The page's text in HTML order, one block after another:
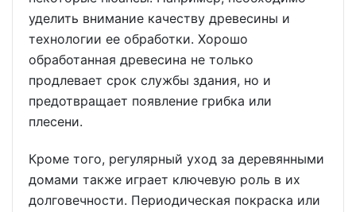
уделить внимание качеству древесины и
технологии ее обработки. Хорошо
обработанная древесина не только
продлевает срок службы здания, но и
предотвращает появление грибка или
плесени.
Кроме того, регулярный уход за деревянными
домами также играет ключевую роль в их
долговечности. Периодическая покраска или